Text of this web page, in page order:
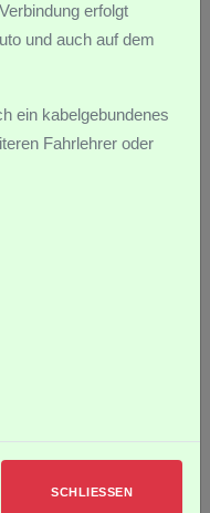
der entsprechenden
erfolgt
und auch auf dem
ein kabelgebundenes
Fahrlehrer oder
SCHLIESSEN